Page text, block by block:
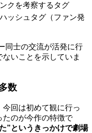
クを考察するタグ
ッシュタグ（ファン発
同士の交流が活発に行
いことを示していま
数
今回は初めて観に行っ
たのが今作の特徴で
”というきっかけで劇場